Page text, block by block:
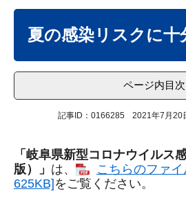
夏の感染リスクに十
ページ内目次
記事ID：0166285 2021年7月20
「岐阜県新型コロナウイルス
版）」 は、
こちらのファ
625KB] をご覧ください。